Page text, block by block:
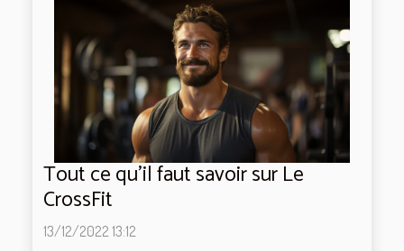
Tout ce qu’il faut savoir sur Le
CrossFit
13/12/2022 13:12